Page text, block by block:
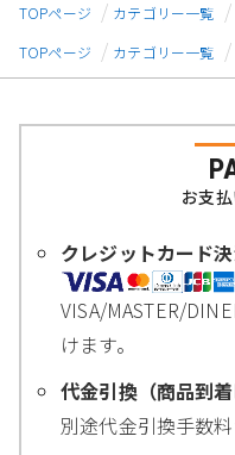
TOPページ
カテゴリー一覧
TOPページ
カテゴリー一覧
お支
クレジットカード
VISA/MASTER/
けます。
代金引換（商品到着
別途代金引換手数料